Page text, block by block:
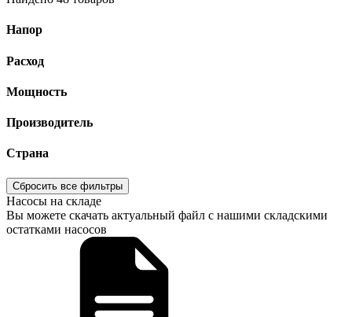
Напор
Расход
Мощность
Производитель
Страна
Сбросить все фильтры
Насосы на складе
Вы можете скачать актуальный файл с нашими складскими
остатками насосов